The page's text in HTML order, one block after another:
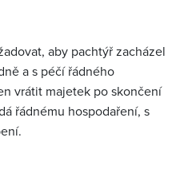
aby pachtýř zacházel
a s péčí řádného
vrátit majetek po skončení
řádnému hospodaření, s